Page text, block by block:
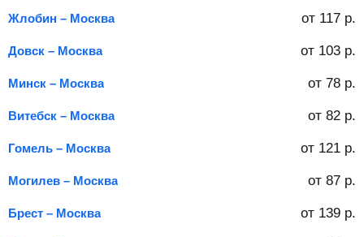
Жлобин – Москва от 117 р.
Довск – Москва от 103 р.
Минск – Москва от 78 р.
Витебск – Москва от 82 р.
Гомель – Москва от 121 р.
Могилев – Москва от 87 р.
Брест – Москва от 139 р.